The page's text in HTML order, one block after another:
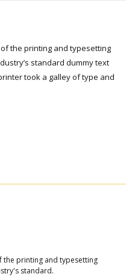
the printing and typesetting
standard dummy text
took a galley of type and
the printing and typesetting
standard.